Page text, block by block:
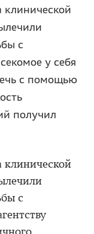
клинической
с
у себя
с помощью
получил
клинической
с